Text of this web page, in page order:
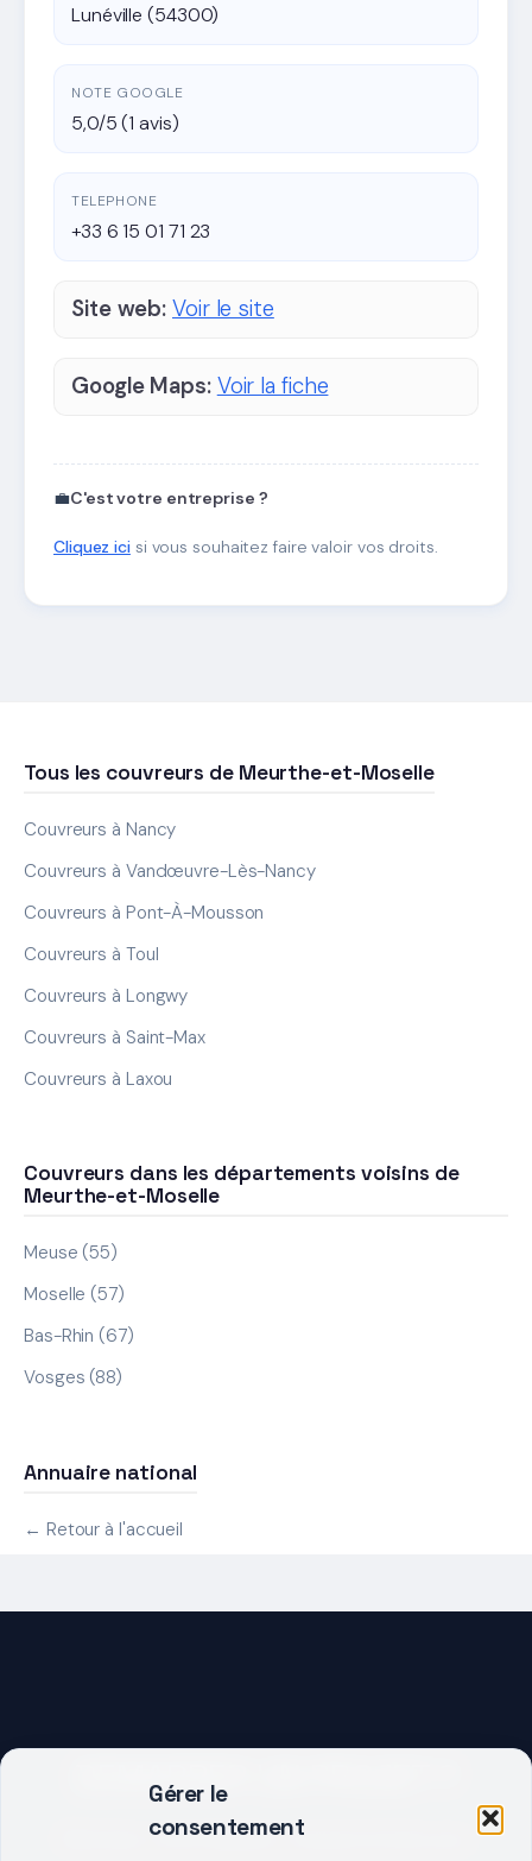
Gérer le
consentement
Lunéville (54300)
NOTE GOOGLE
5,0/5 (1 avis)
TELEPHONE
+33 6 15 01 71 23
Site web: Voir le site
Google Maps: Voir la fiche
💼C'est votre entreprise ?
Cliquez icisi vous souhaitez faire valoir vos droits.
Tous les couvreurs de Meurthe-et-Moselle
Couvreurs à Nancy
Couvreurs à Vandœuvre-Lès-Nancy
Couvreurs à Pont-À-Mousson
Couvreurs à Toul
Couvreurs à Longwy
Couvreurs à Saint-Max
Couvreurs à Laxou
Couvreurs dans les départements voisins de
Meurthe-et-Moselle
Meuse (55)
Moselle (57)
Bas-Rhin (67)
Vosges (88)
Annuaire national
← Retour à l'accueil
DEMARRER UN PROJET ?
Décrivez votre besoin, trouvez le bon pro.